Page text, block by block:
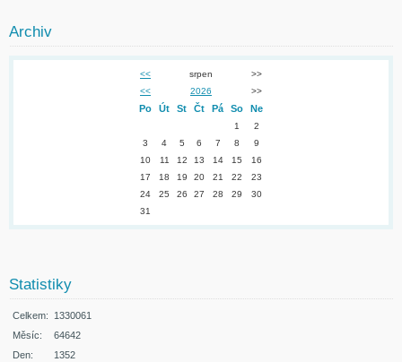
Archiv
<< srpen
>>
<<
2026 >>
Po Út St Čt Pá So Ne
1
2
3
4 5 6 7 8
9
10
11 12 13 14 15
16
17
18 19 20 21 22
23
24
25 26 27 28 29
30
31
Statistiky
Celkem:
1330061
Měsíc:
64642
Den:
1352